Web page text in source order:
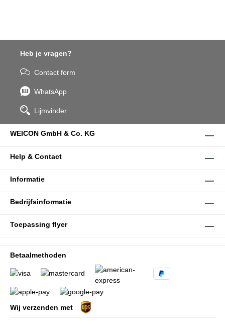
Heb je vragen?
Contact form
WhatsApp
Lijmvinder
WEICON GmbH & Co. KG
Help & Contact
Informatie
Bedrijfsinformatie
Toepassing flyer
Betaalmethoden
Wij verzenden met